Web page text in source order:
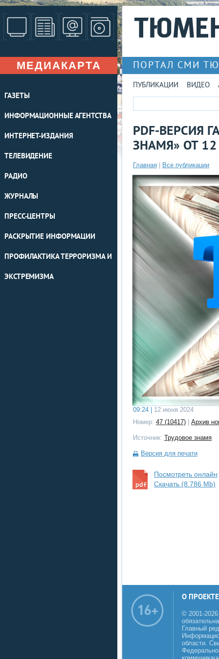
МЕДИАКАРТА
ГАЗЕТЫ
ИНФОРМАЦИОННЫЕ АГЕНТСТВА
ИНТЕРНЕТ-ИЗДАНИЯ
ТЕЛЕВИДЕНИЕ
РАДИО
ЖУРНАЛЫ
ПРЕСС-ЦЕНТРЫ
РАСКРЫТИЕ ИНФОРМАЦИИ
ПРОФИЛАКТИКА ТЕРРОРИЗМА И
ЭКСТРЕМИЗМА
ПОРТАЛ СМИ
ПУБЛИКАЦИИ ВИДЕО
PDF-ВЕРСИЯ
ЗНАМЯ» ОТ
Главная Все публикации
09:24 |
12 июня 2024
Номер: 47 (10417) Архив
Источник: Трудовое знамя
Версия для печати
Посмотреть онлайн
Скачать (8.786 Mb)
О ПРОЕКТЕ
© 2001-
Главный
области.